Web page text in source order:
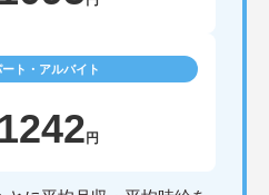
ト・アルバイト
1242 円